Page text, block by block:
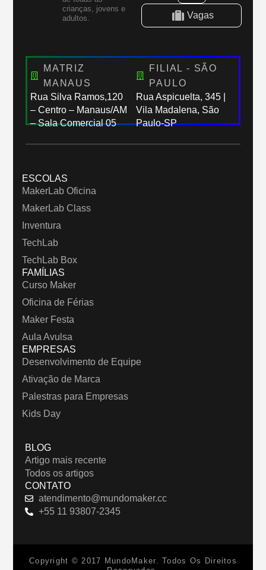
crianças, jovens e
adultos.
Vagas
MATRIZ
MANAUS
Rua Silva Ramos,120
– Centro – Manaus/AM
– Sala Comercial 05
FILIAL - SÃO
PAULO
Rua Aspicuelta, 345 |
Vila Madalena, São
Paulo-SP
ESCOLAS
MakerLab Oficina
MakerLab Class
Inventura
TechLab
TechLab Box
FAMÍLIAS
Curso Maker
Oficina de Férias
Maker Festa
Aula Avulsa
EMPRESAS
Desenvolvimento de Equipe
Ativação de Marca
Palestras para Empresas
Kids Day
BLOG
Artigo mais recente
Todos os artigos
CONTATO
atendimento@mundomaker.cc
+55 11 93807-2345
Copyright © 2017 MundoMaker. Todos Os Direitos